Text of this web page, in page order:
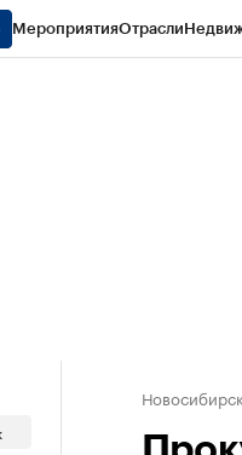
МероприятияОтрасли
Новосибирск